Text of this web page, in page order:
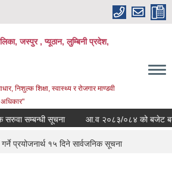
जस्पुर , प्यूठान, लुम्बिनी प्रदेश,
निशुल्क शिक्षा, स्वास्थ्य र रोजगार माण्डवी
अधिकार"
सम्बन्धी सूचना आ.व २०८३/०८४ को बजेट बक्तब्य
गर्ने प्रयोजनार्थ १५ दिने सार्वजनिक सूचना